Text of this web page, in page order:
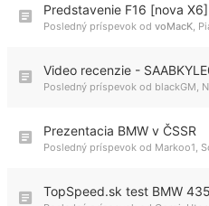
Predstavenie F16 [nova X6]
Posledný príspevok od voMacK
Video recenzie -
Posledný príspevok od blackGM
Prezentacia BMW v ČSSR
Posledný príspevok od Markoo1
TopSpeed.sk test BMW